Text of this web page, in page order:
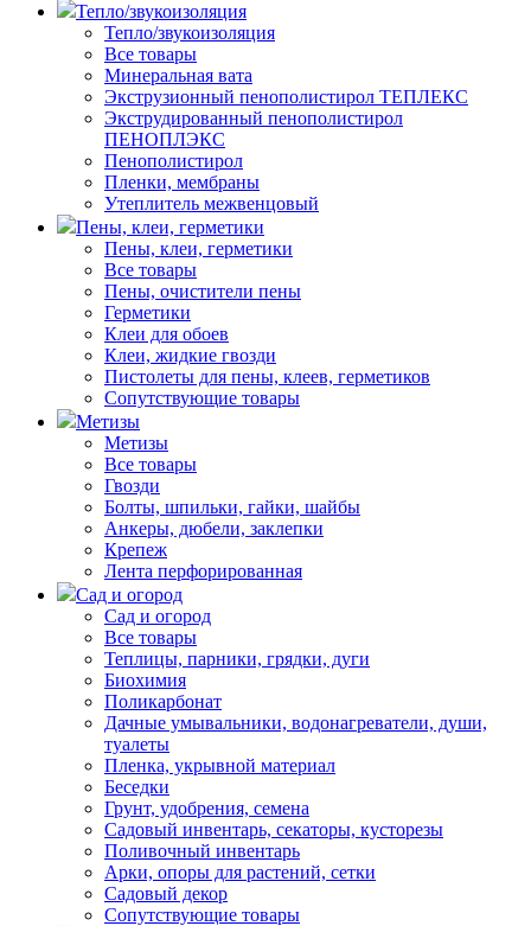
Тепло/звукоизоляция
Тепло/звукоизоляция
Все товары
Минеральная вата
Экструзионный пенополистирол ТЕПЛЕКС
Экструдированный пенополистирол
ПЕНОПЛЭКС
Пенополистирол
Пленки, мембраны
Утеплитель межвенцовый
Пены, клеи, герметики
Пены, клеи, герметики
Все товары
Пены, очистители пены
Герметики
Клеи для обоев
Клеи, жидкие гвозди
Пистолеты для пены, клеев, герметиков
Сопутствующие товары
Метизы
Метизы
Все товары
Гвозди
Болты, шпильки, гайки, шайбы
Анкеры, дюбели, заклепки
Крепеж
Лента перфорированная
Сад и огород
Сад и огород
Все товары
Теплицы, парники, грядки, дуги
Биохимия
Поликарбонат
Дачные умывальники, водонагреватели, души,
туалеты
Пленка, укрывной материал
Беседки
Грунт, удобрения, семена
Садовый инвентарь, секаторы, кусторезы
Поливочный инвентарь
Арки, опоры для растений, сетки
Садовый декор
Сопутствующие товары